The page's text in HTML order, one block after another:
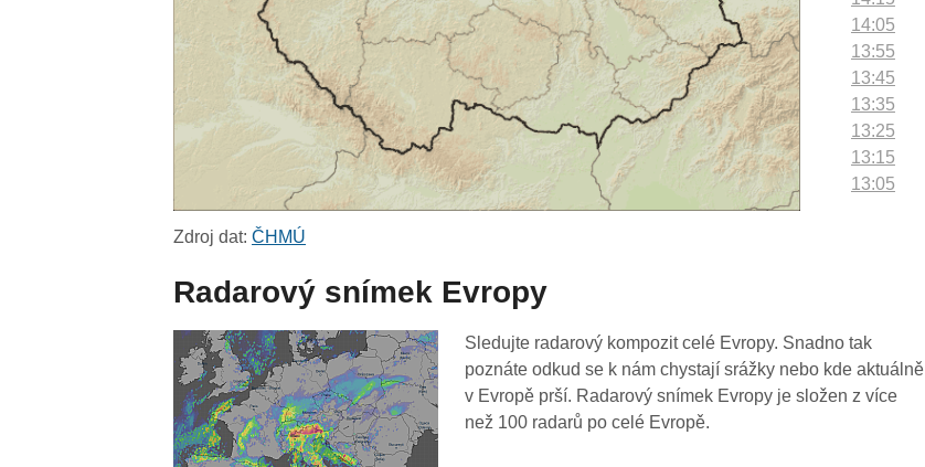
14:05
13:55
13:45
13:35
13:25
13:15
13:05
12:05
11:55
11:45
Zdroj dat:ČHMÚ
Radarový snímek Evropy
Sledujte radarový kompozit celé Evropy. Snadno tak
poznáte odkud se k nám chystají srážky nebo kde aktuálně
v Evropě prší. Radarový snímek Evropy je složen z více
než 100 radarů po celé Evropě.